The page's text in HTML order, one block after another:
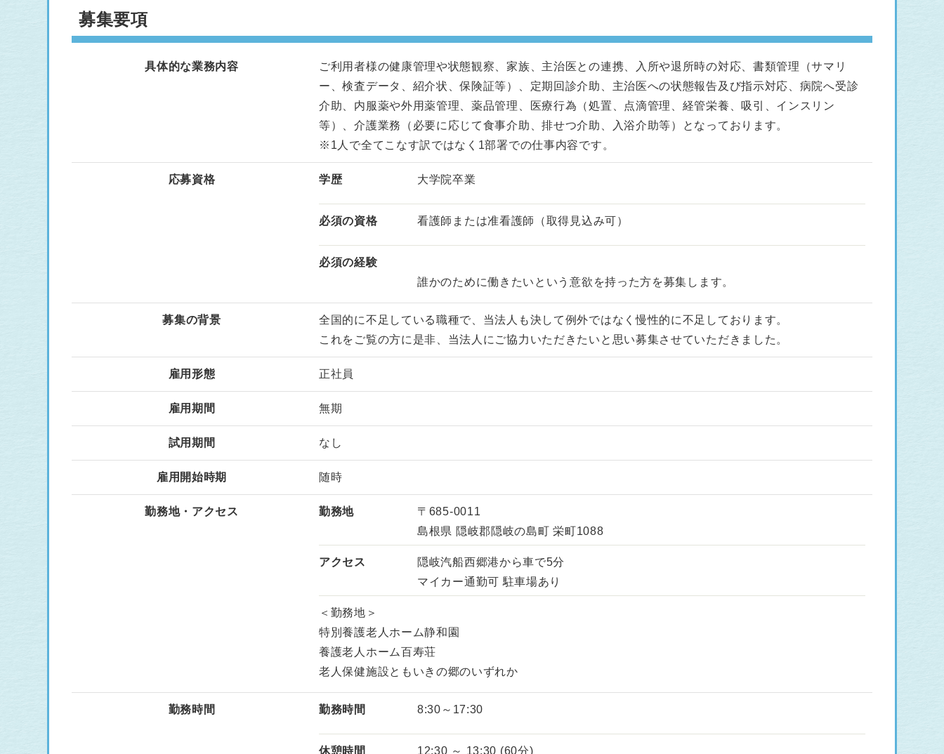
募集要項
具体的な業務内容
ご利用者様の健康管理や状態観察、家族、主治医との連携、入所や退所時の対応、書類管理（サマリ
ー、検査データ、紹介状、保険証等）、定期回診介助、主治医への状態報告及び指示対応、病院へ受診
介助、内服薬や外用薬管理、薬品管理、医療行為（処置、点滴管理、経管栄養、吸引、インスリン
等）、介護業務（必要に応じて食事介助、排せつ介助、入浴介助等）となっております。
※1人で全てこなす訳ではなく1部署での仕事内容です。
応募資格 学歴 大学院卒業
必須の資格 看護師または准看護師（取得見込み可）
必須の経験
誰かのために働きたいという意欲を持った方を募集します。
募集の背景
全国的に不足している職種で、当法人も決して例外ではなく慢性的に不足しております。
これをご覧の方に是非、当法人にご協力いただきたいと思い募集させていただきました。
雇用形態 正社員
雇用期間 無期
試用期間 なし
雇用開始時期 随時
勤務地・アクセス 勤務地
〒685-0011
島根県 隠岐郡隠岐の島町 栄町1088
アクセス
隠岐汽船西郷港から車で5分
マイカー通勤可 駐車場あり
＜勤務地＞
特別養護老人ホーム静和園
養護老人ホーム百寿荘
老人保健施設ともいきの郷のいずれか
勤務時間 勤務時間 8:30～17:30
休憩時間 12:30 ～ 13:30 (60分)